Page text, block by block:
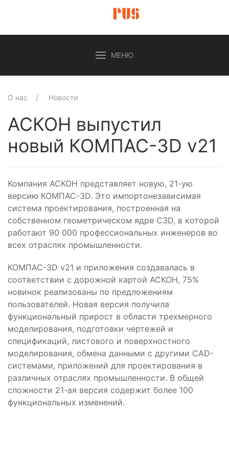
МЕНЮ
О нас Новости
АСКОН выпустил
новый КОМПАС-3D v21
Компания АСКОН представляет новую, 21-ую
версию КОМПАС-3D. Это импортонезависимая
система проектирования, построенная на
собственном геометрическом ядре C3D, в которой
работают 90 000 профессиональных инженеров во
всех отраслях промышленности.
КОМПАС-3D v21 и приложения создавалась в
соответствии с дорожной картой АСКОН, 75%
новинок реализованы по предложениям
пользователей. Новая версия получила
функциональный прирост в области трехмерного
моделирования, подготовки чертежей и
спецификаций, листового и поверхностного
моделирования, обмена данными с другими CAD-
системами, приложений для проектирования в
различных отраслях промышленности. В общей
сложности 21-ая версия содержит более 100
функциональных изменений.